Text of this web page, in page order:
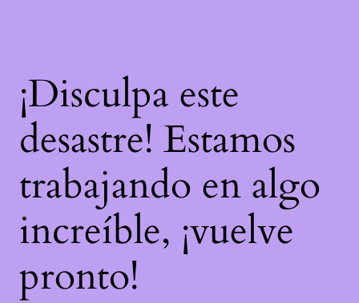
¡Disculpa este
desastre! Estamos
trabajando en algo
increíble, ¡vuelve
pronto!